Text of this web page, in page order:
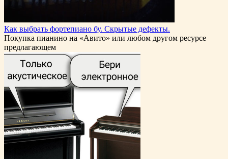
Как выбрать фортепиано бу. Скрытые дефекты.
Покупка пианино на «Авито» или любом другом ресурсе
предлагающем